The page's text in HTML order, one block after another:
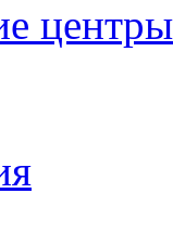
центры